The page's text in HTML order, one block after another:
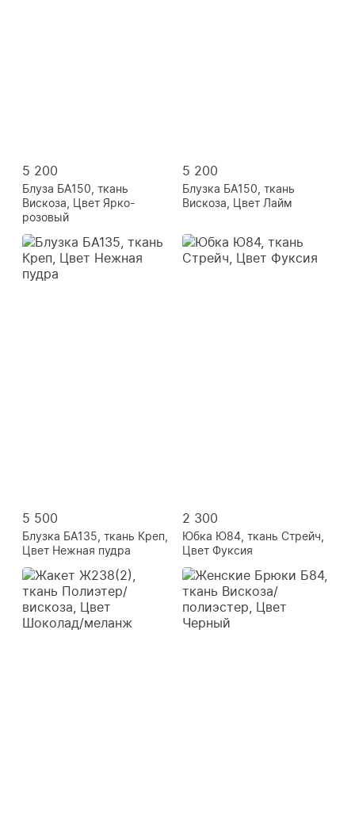
5 200
Блуза БА150, ткань
Вискоза, Цвет Ярко-
розовый
5 200
Блузка БА150, ткань
Вискоза, Цвет Лайм
5 500
Блузка БА135, ткань Креп,
Цвет Нежная пудра
2 300
Юбка Ю84, ткань Стрейч,
Цвет Фуксия